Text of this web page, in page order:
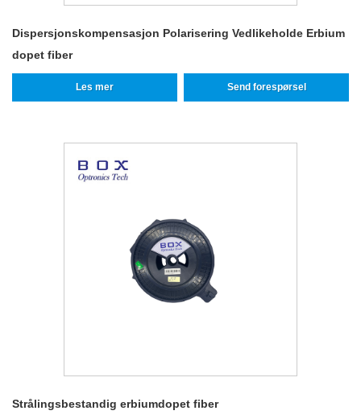
Dispersjonskompensasjon Polarisering Vedlikeholde Erbium
dopet fiber
Les mer Send forespørsel
Strålingsbestandig erbiumdopet fiber